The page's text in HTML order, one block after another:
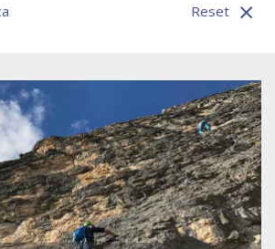
Reset